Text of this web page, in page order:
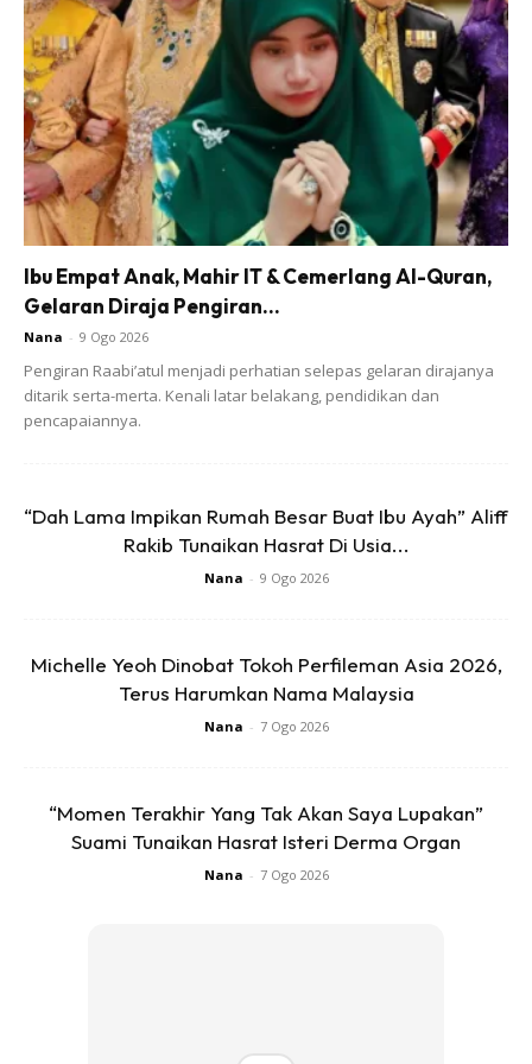
Majlis berlangsung di rumah ibu saudara pengantin
perempuan di Shah Alam dengan mematuhi prosedur
operasi standard (SOP) ditetapkan.
dan bercampur baur.
“Perancangan asal memang nak buat majlis di dewan
besar. Berangan nak buat majlis serba meriah. Tanpa
Ibu Empat Anak, Mahir IT & Cemerlang Al-Quran,
Gelaran Diraja Pengiran...
Nana - 9 Ogo 2026
Pengiran Raabi’atul menjadi perhatian selepas gelaran dirajanya
ditarik serta-merta. Kenali latar belakang, pendidikan dan
pencapaiannya.
“Dah Lama Impikan Rumah Besar Buat Ibu Ayah” Aliff
Rakib Tunaikan Hasrat Di Usia...
Nana - 9 Ogo 2026
Michelle Yeoh Dinobat Tokoh Perfileman Asia 2026,
Terus Harumkan Nama Malaysia
Nana - 7 Ogo 2026
“Momen Terakhir Yang Tak Akan Saya Lupakan”
Suami Tunaikan Hasrat Isteri Derma Organ
Nana - 7 Ogo 2026